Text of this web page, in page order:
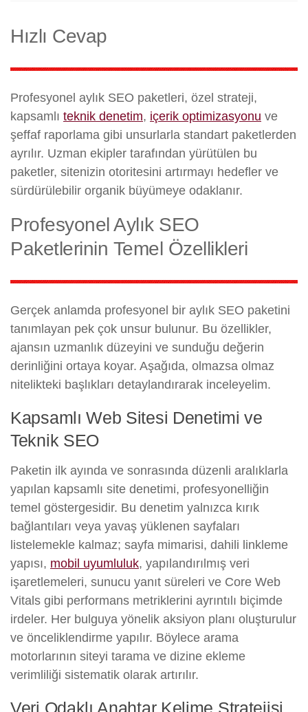
Hızlı Cevap
Profesyonel aylık SEO paketleri, özel strateji,
kapsamlı teknik denetim, içerik optimizasyonu ve
şeffaf raporlama gibi unsurlarla standart paketlerden
ayrılır. Uzman ekipler tarafından yürütülen bu
paketler, sitenizin otoritesini artırmayı hedefler ve
sürdürülebilir organik büyümeye odaklanır.
Profesyonel Aylık SEO
Paketlerinin Temel Özellikleri
Gerçek anlamda profesyonel bir aylık SEO paketini
tanımlayan pek çok unsur bulunur. Bu özellikler,
ajansın uzmanlık düzeyini ve sunduğu değerin
derinliğini ortaya koyar. Aşağıda, olmazsa olmaz
nitelikteki başlıkları detaylandırarak inceleyelim.
Kapsamlı Web Sitesi Denetimi ve
Teknik SEO
Paketin ilk ayında ve sonrasında düzenli aralıklarla
yapılan kapsamlı site denetimi, profesyonelliğin
temel göstergesidir. Bu denetim yalnızca kırık
bağlantıları veya yavaş yüklenen sayfaları
listelemekle kalmaz; sayfa mimarisi, dahili linkleme
yapısı, mobil uyumluluk, yapılandırılmış veri
işaretlemeleri, sunucu yanıt süreleri ve Core Web
Vitals gibi performans metriklerini ayrıntılı biçimde
irdeler. Her bulguya yönelik aksiyon planı oluşturulur
ve önceliklendirme yapılır. Böylece arama
motorlarının siteyi tarama ve dizine ekleme
verimliliği sistematik olarak artırılır.
Veri Odaklı Anahtar Kelime Stratejisi